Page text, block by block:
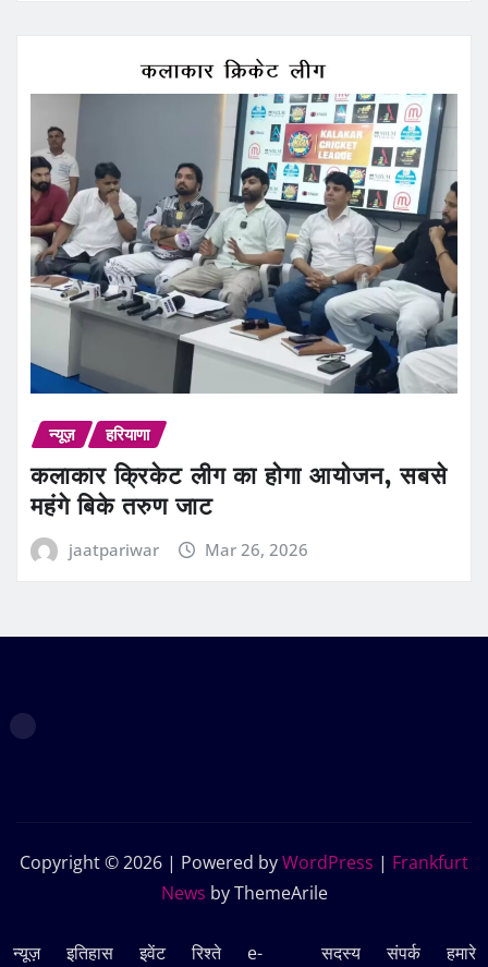
न्यूज़ हरियाणा
कलाकार क्रिकेट लीग का होगा आयोजन, सबसे
महंगे बिके तरुण जाट
jaatpariwar Mar 26, 2026
Copyright © 2026 | Powered byWordPress | Frankfurt
News by ThemeArile
न्यूज़ इतिहास इवेंट रिश्ते e- सदस्‍य संपर्क हमारे